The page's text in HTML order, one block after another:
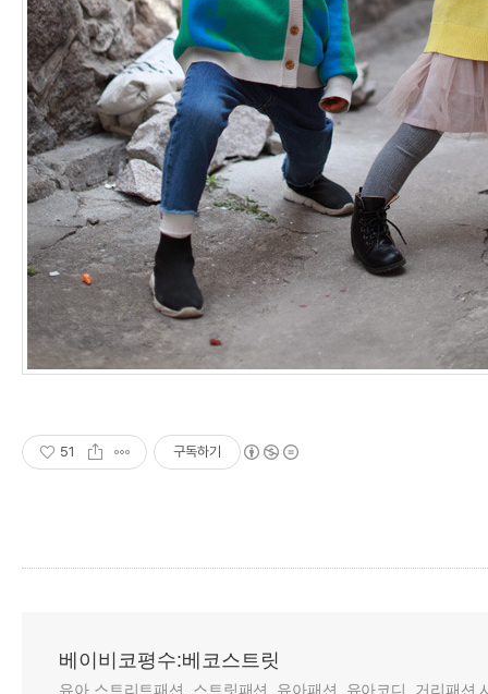
51 구독하기
베이비코평수:베코스트릿
유아 스트리트패션, 스트릿패션, 유아패션, 유아코디, 거리패션